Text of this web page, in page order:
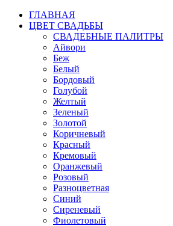
ГЛАВНАЯ
ЦВЕТ СВАДЬБЫ
СВАДЕБНЫЕ ПАЛИТРЫ
Айвори
Беж
Белый
Бордовый
Голубой
Желтый
Зеленый
Золотой
Коричневый
Красный
Кремовый
Оранжевый
Розовый
Разноцветная
Синий
Сиреневый
Фиолетовый